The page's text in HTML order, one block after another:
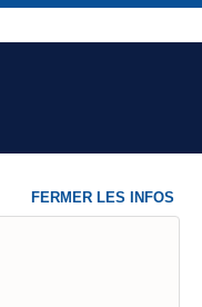
FERMER LES INFOS